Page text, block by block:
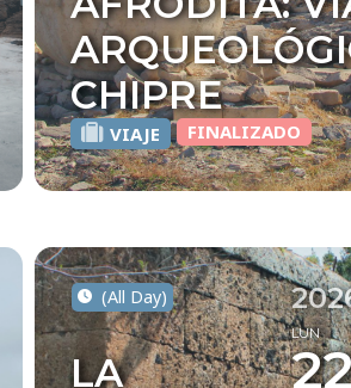
CHIPRE
VIAJE FINALIZADO
LUN
(All Day)
LA